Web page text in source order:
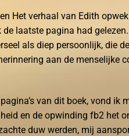
Het verhaal van Edith
laatste pagina had
als diep persoonlijk, die
aan de menselijke
van dit boek, vond ik
en de opwinding fb2 het
duw werden, mij